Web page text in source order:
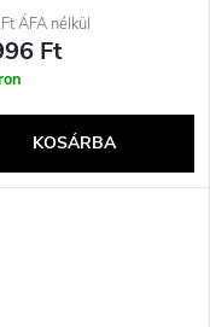
ÁFA nélkül
Ft
KOSÁRBA